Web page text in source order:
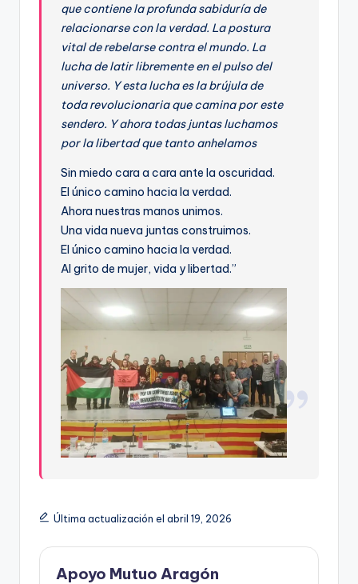
que contiene la profunda sabiduría de
relacionarse con la verdad. La postura
vital de rebelarse contra el mundo. La
lucha de latir libremente en el pulso del
universo. Y esta lucha es la brújula de
toda revolucionaria que camina por este
sendero. Y ahora todas juntas luchamos
por la libertad que tanto anhelamos
Sin miedo cara a cara ante la oscuridad.
El único camino hacia la verdad.
Ahora nuestras manos unimos.
Una vida nueva juntas construimos.
El único camino hacia la verdad.
Al grito de mujer, vida y libertad.”
Última actualización el abril 19, 2026
Apoyo Mutuo Aragón